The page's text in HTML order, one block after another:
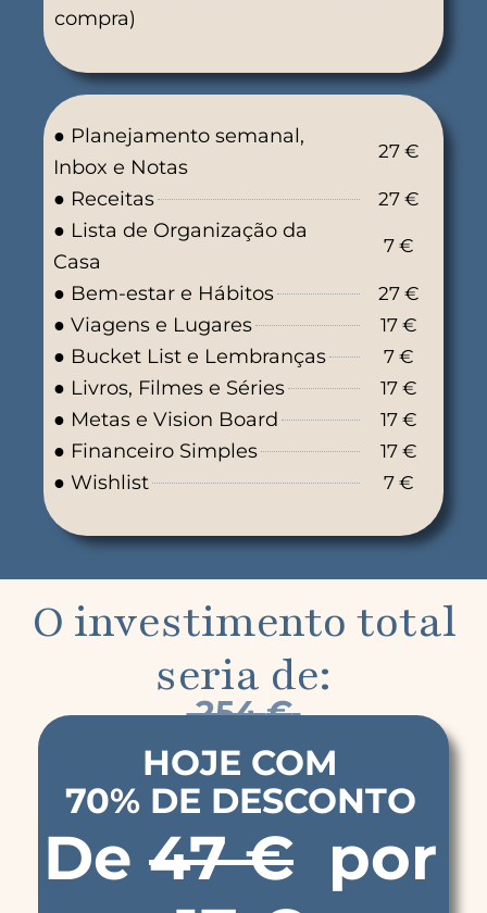
compra)
● Planejamento semanal,
Inbox e Notas
27 €
● Receitas 27 €
● Lista de Organização da
Casa
7 €
● Bem-estar e Hábitos 27 €
● Viagens e Lugares 17 €
● Bucket List e Lembranças 7 €
● Livros, Filmes e Séries 17 €
● Metas e Vision Board 17 €
● Financeiro Simples 17 €
● Wishlist 7 €
O investimento total
seria de:
254€
HOJE COM
70% DE DESCONTO
De 47€ por